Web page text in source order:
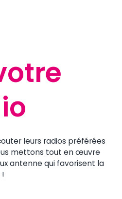
leurs radios préférées
mettons tout en œuvre
antenne qui favorisent la